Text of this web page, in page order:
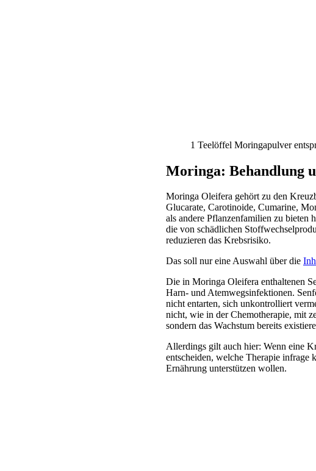
1 Teelöffel Moringapulver
Moringa: Behandlung
Moringa Oleifera gehört zu den
Glucarate, Carotinoide, Cumarine,
als andere Pflanzenfamilien zu bieten
die von schädlichen
reduzieren das Krebsrisiko.
Das soll nur eine Auswahl über die
Die in Moringa Oleifera enthaltenen
Harn- und Atemwegsinfektionen.
nicht entarten, sich unkontrolliert
nicht, wie in der Chemotherapie, mit
sondern das Wachstum bereits
Allerdings gilt auch hier: Wenn eine
entscheiden, welche Therapie infrage
Ernährung unterstützen wollen.